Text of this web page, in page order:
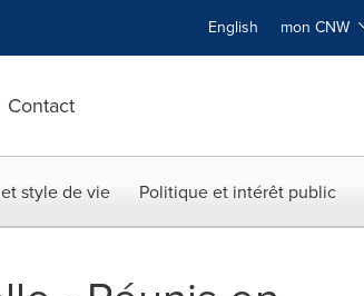
English mon CNW
Contact
style de vie Politique et intérêt public